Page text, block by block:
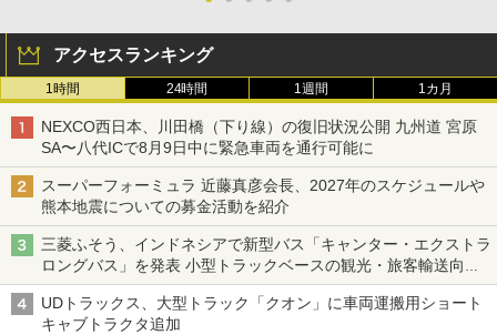
アクセスランキング
1時間 24時間 1週間 1カ月
NEXCO西日本、川田橋（下り線）の復旧状況公開 九州道 宮原
SA〜八代ICで8月9日中に緊急車両を通行可能に
スーパーフォーミュラ 近藤真彦会長、2027年のスケジュールや
熊本地震についての募金活動を紹介
三菱ふそう、インドネシアで新型バス「キャンター・エクストラ
ロングバス」を発表 小型トラックベースの観光・旅客輸送向け
バス
UDトラックス、大型トラック「クオン」に車両運搬用ショート
キャブトラクタ追加